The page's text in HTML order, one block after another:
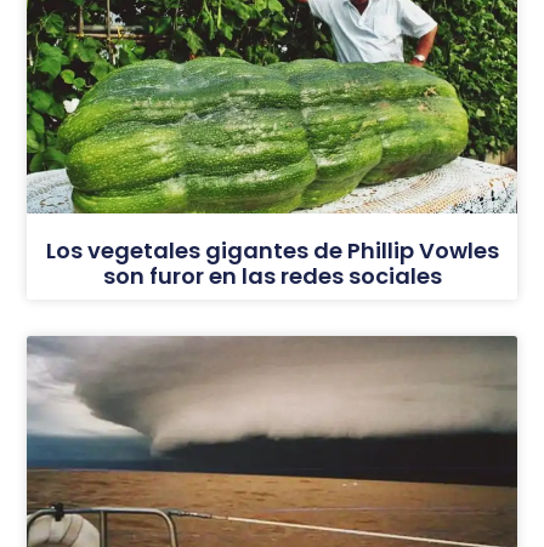
Los vegetales gigantes de Phillip Vowles
son furor en las redes sociales